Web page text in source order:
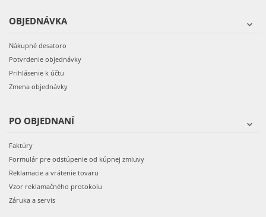
OBJEDNÁVKA
Nákupné desatoro
Potvrdenie objednávky
Prihlásenie k účtu
Zmena objednávky
PO OBJEDNANÍ
Faktúry
Formulár pre odstúpenie od kúpnej zmluvy
Reklamacie a vrátenie tovaru
Vzor reklamačného protokolu
Záruka a servis